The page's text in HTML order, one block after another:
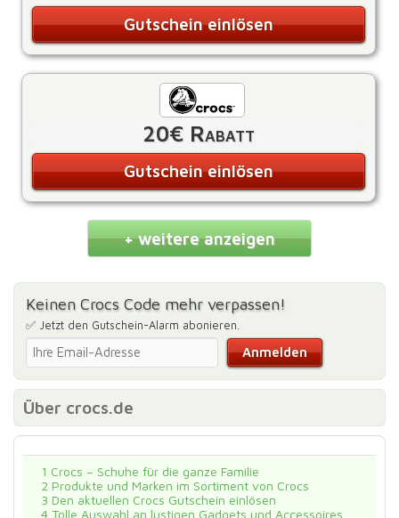
Gutschein einlösen
20€ Rabatt
Gutschein einlösen
+ weitere anzeigen
Keinen Crocs Code mehr verpassen!
✅ Jetzt den Gutschein-Alarm abonieren.
Über crocs.de
1 Crocs – Schuhe für die ganze Familie
2 Produkte und Marken im Sortiment von Crocs
3 Den aktuellen Crocs Gutschein einlösen
4 Tolle Auswahl an lustigen Gadgets und Accessoires